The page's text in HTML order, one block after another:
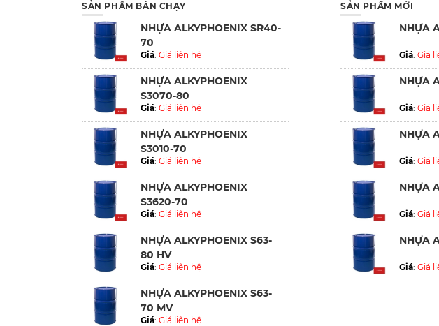
SẢN PHẨM BÁN CHẠY
NHỰA ALKYPHOENIX SR40-
70
Giá: Giá liên hệ
NHỰA ALKYPHOENIX
S3070-80
Giá: Giá liên hệ
NHỰA ALKYPHOENIX
S3010-70
Giá: Giá liên hệ
NHỰA ALKYPHOENIX
S3620-70
Giá: Giá liên hệ
NHỰA ALKYPHOENIX S63-
80 HV
Giá: Giá liên hệ
NHỰA ALKYPHOENIX S63-
70 MV
Giá: Giá liên hệ
SẢN PHẨM MỚI
NHỰA
Giá: Giá
NHỰA
Giá: Giá
NHỰA
Giá: Giá
NHỰA
Giá: Giá
NHỰA
Giá: Giá